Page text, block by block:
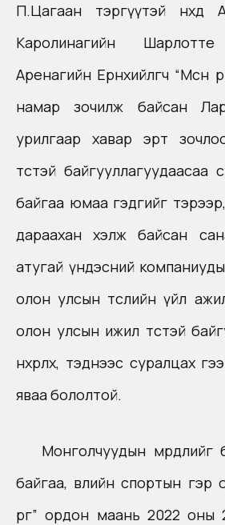
П.Цагаан тэргүүтэй нөхөд
Каролинагийн
Аренагийн Ерөнхийлөгч “Мөсөн
намар зочилж байсан
урилгаар хавар эрт
төстэй байгууллагуудаасаа
байгаа юмаа гэдгийг
дараахан хэлж байсан
атугай үндэсний
олон улсын төслийн үйл
олон улсын ижил төстэй
нөхөрлөх, тэднээс суралцах
яваа бололтой.
Монголчуудын
байгаа, өвлийн спортын гэр
өргөө” ордон маань 2022